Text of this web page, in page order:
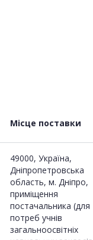
Місце поставки
49000, Україна,
Дніпропетровська
область, м. Дніпро,
приміщення
постачальника (для
потреб учнів
загальноосвітніх